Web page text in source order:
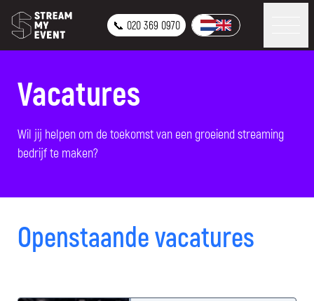
📞 020 369 0970
Vacatures
Wil jij helpen om de toekomst van een groeiend streaming
bedrijf te maken?
Openstaande vacatures